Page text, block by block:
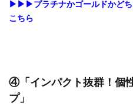
▶▶▶プラチナかゴールドかどち
こちら
④「インパクト抜群！個
プ」